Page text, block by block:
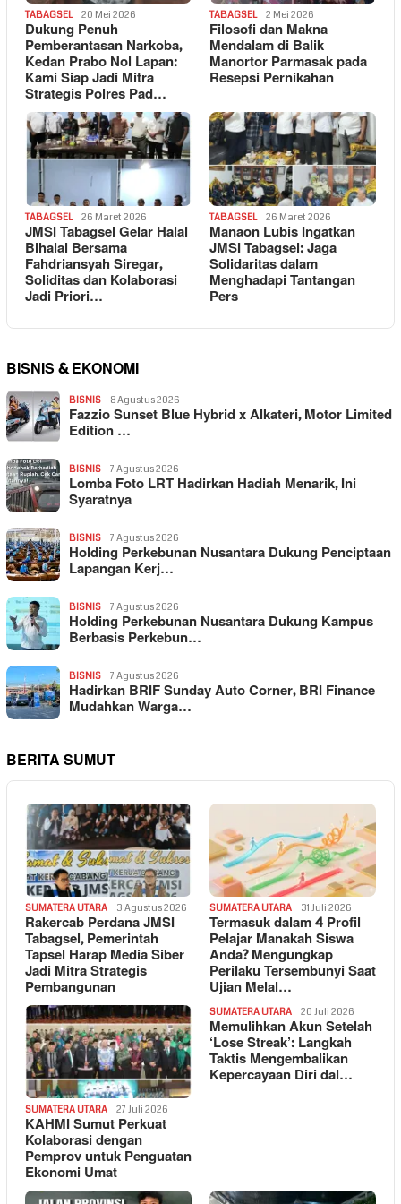
TABAGSEL 20 Mei 2026
Dukung Penuh
Pemberantasan Narkoba,
Kedan Prabo Nol Lapan:
Kami Siap Jadi Mitra
Strategis Polres Pad…
TABAGSEL 2 Mei 2026
Filosofi dan Makna
Mendalam di Balik
Manortor Parmasak pada
Resepsi Pernikahan
TABAGSEL 26 Maret 2026
JMSI Tabagsel Gelar Halal
Bihalal Bersama
Fahdriansyah Siregar,
Soliditas dan Kolaborasi
Jadi Priori…
TABAGSEL 26 Maret 2026
Manaon Lubis Ingatkan
JMSI Tabagsel: Jaga
Solidaritas dalam
Menghadapi Tantangan
Pers
BISNIS & EKONOMI
BISNIS 8 Agustus 2026
Fazzio Sunset Blue Hybrid x Alkateri, Motor Limited
Edition …
BISNIS 7 Agustus 2026
Lomba Foto LRT Hadirkan Hadiah Menarik, Ini
Syaratnya
BISNIS 7 Agustus 2026
Holding Perkebunan Nusantara Dukung Penciptaan
Lapangan Kerj…
BISNIS 7 Agustus 2026
Holding Perkebunan Nusantara Dukung Kampus
Berbasis Perkebun…
BISNIS 7 Agustus 2026
Hadirkan BRIF Sunday Auto Corner, BRI Finance
Mudahkan Warga…
BERITA SUMUT
SUMATERA UTARA 3 Agustus 2026
Rakercab Perdana JMSI
Tabagsel, Pemerintah
Tapsel Harap Media Siber
Jadi Mitra Strategis
Pembangunan
SUMATERA UTARA 31 Juli 2026
Termasuk dalam 4 Profil
Pelajar Manakah Siswa
Anda? Mengungkap
Perilaku Tersembunyi Saat
Ujian Melal…
SUMATERA UTARA 27 Juli 2026
KAHMI Sumut Perkuat
Kolaborasi dengan
Pemprov untuk Penguatan
Ekonomi Umat
SUMATERA UTARA 20 Juli 2026
Memulihkan Akun Setelah
‘Lose Streak’: Langkah
Taktis Mengembalikan
Kepercayaan Diri dal…